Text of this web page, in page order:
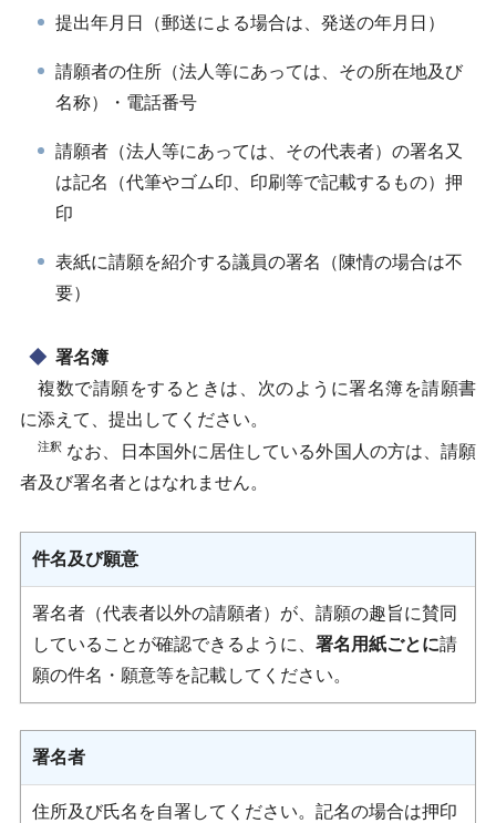
提出年月日（郵送による場合は、発送の年月日）
請願者の住所（法人等にあっては、その所在地及び
名称）・電話番号
請願者（法人等にあっては、その代表者）の署名又
は記名（代筆やゴム印、印刷等で記載するもの）押
印
表紙に請願を紹介する議員の署名（陳情の場合は不
要）
署名簿
複数で請願をするときは、次のように署名簿を請願書
に添えて、提出してください。
注釈 なお、日本国外に居住している外国人の方は、請願
者及び署名者とはなれません。
件名及び願意
署名者（代表者以外の請願者）が、請願の趣旨に賛同
していることが確認できるように、 署名用紙ごとに請
願の件名・願意等を記載してください。
署名者
住所及び氏名を自署してください。記名の場合は押印